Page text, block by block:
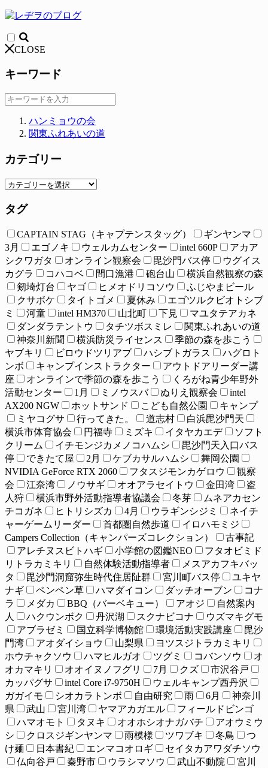
CLOSE
キーワード
ハンミョウの会
関東ふれあいの道
カテゴリー
タグ
CAPTAIN STAG（キャプテンスタッグ）
ギンヤンマ
3月
エゴノキ ウェルカムセンター intel 660P
アカア
シクワガタ
オンライン観察会 毘沙門バス停
ウグイス
カグラ
コハコベ 間口漁港 砲台山
横浜自然観察の森
剱埼灯台
ヤゴ ヒメオドリコソウ
ふじやまビール
クサボケ
タイトゴメ 夏休み
エゴツルクビオトシブ
ミ
河童 intel HM370 山北町 下見
マユタテアカネ
ダンダラテントウ
タチツボスミレ
関東ふれあいの道
神奈川新聞
横浜防災ライセンス
季節の森を歩こう
ヤブキリ
ビロウドツリアブ ハシブトガラス
ハグロト
ンボ
キャンプインストラクター
アウトドアリーダー講
座
オンラインで季節の森を歩こう
くろがね青少年野外
活動センター
1月 ミノウスバ ぬりえ観察会
intel
AX200 NGW
ホットサンド こども自然公園
キャンプ
ミヤコグサ
行ってきた。 道志村
白浜毘沙門天
横浜市体育協会
円福寺 ミズキ イタヤカエデ
ソフト
クリーム
イチモンジカメノコハムシ
毘沙門天入口バス
停
できたて屋 2月 ケブカサルハムシ
舞岡公園
NVIDIA GeForce RTX 2060
フタスジモンカゲロウ
観察
会
江奈湾 ノウサギ オオアラセイトウ 金田湾
盗
人狩
横浜市野外活動指導者協議会 冬芽
ムネアカセン
チコガネ
ヒトリシズカ 4月 ウラギンシジミ
ネイチ
ャーゲームリーダー
首都圏自然歩道
イロハモミジ
Campers Collection（キャンパーズコレクション）
古事記
アレチヌスビトハギ
小学館の図鑑NEO
フタオビミド
リトラカミキリ
自然体験活動指導者
メスアカフキバッ
タ
毘沙門洞窟弥生時代住居阯群 宮川町バス停
ユキヤ
ナギ
ペンペン草 ハマダイコン ダッチオーブン
コナ
ラ
メダカ BBQ（バーベキュー） アオジ
自然案内
人
ハクウンボク 丹沢湖 スクナビコナ
ウズマキグモ
アブラゼミ
国立科学博物館 環境活動実践講座
毘沙
門湾
アオダイショウ 山梨県
ヨツスジトラカミキリ
ホウチャクソウ
ハマヒルガオ ツグミ コバンソウ
オ
オカマキリ
オオイヌノフグリ 7月 クズ
市沢谷戸
カッパグサ
intel Core i7-9750H
ウェルキャンプ西丹沢
ガガイモ
シオカラトンボ 自由研究 雨 6月
神奈川
県
武山 宮川湾 ヤマアカガエル
フィールドビンゴ
ハマオモト
タヌキ オオホシオナガバチ
アオウミウ
シ
クロスジギンヤンマ 雨模様 ツワブキ 冬鳥
つ
け麺
日本書紀 エンマコオロギ
セイタカアワダチソウ
仏向谷戸
秦野市 ウラシマソウ 武山不動院
宮川